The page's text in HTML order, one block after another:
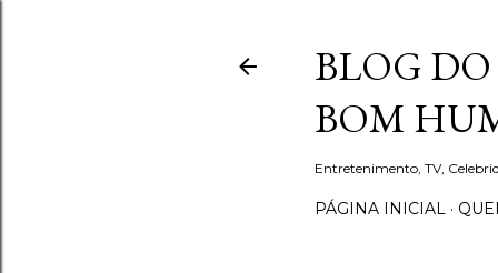
BLOG
BOM
Entretenimento, TV,
PÁGINA INICIAL